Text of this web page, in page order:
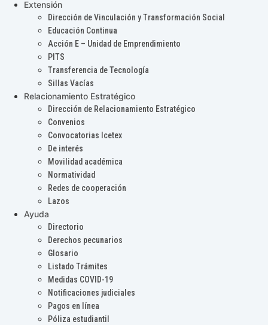
Extensión
Dirección de Vinculación y Transformación Social
Educación Continua
Acción E – Unidad de Emprendimiento
PITS
Transferencia de Tecnología
Sillas Vacías
Relacionamiento Estratégico
Dirección de Relacionamiento Estratégico
Convenios
Convocatorias Icetex
De interés
Movilidad académica
Normatividad
Redes de cooperación
Lazos
Ayuda
Directorio
Derechos pecunarios
Glosario
Listado Trámites
Medidas COVID-19
Notificaciones judiciales
Pagos en línea
Póliza estudiantil